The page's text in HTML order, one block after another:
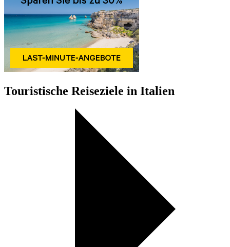
Touristische Reiseziele in Italien